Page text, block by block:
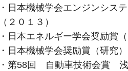
・日本機械学会エンジンシス
（２０１３）
・日本エネルギー学会奨励賞
・日本機械学会奨励賞（研究
・第58回 自動車技術会賞